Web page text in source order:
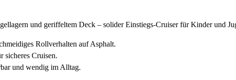
und geriffeltem Deck – solider Einstiegs-Cruiser für Kinder und
Rollverhalten auf Asphalt.
sicheres Cruisen.
und wendig im Alltag.